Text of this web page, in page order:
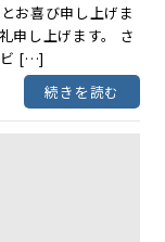
お喜び申し上げま
申し上げます。 さ
ビ […]
続きを読む